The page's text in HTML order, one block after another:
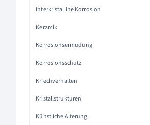
Interkristalline Korrosion
Keramik
Korrosionsermüdung
Korrosionsschutz
Kriechverhalten
Kristallstrukturen
Künstliche Alterung